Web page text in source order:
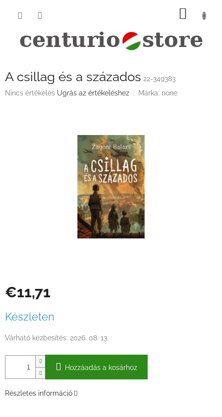
KOSÁR
A csillag és a százados 22-349383
A
Nincs értékelés Ugrás az értékeléshez Márka: none
€11,71
Készleten
Várható kézbesítés: 2026. 08. 13.
Hozzáadás a kosárhoz
Részletes információ